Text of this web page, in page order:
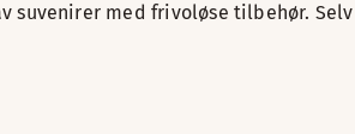
suvenirer med frivoløse tilbehør. Selv